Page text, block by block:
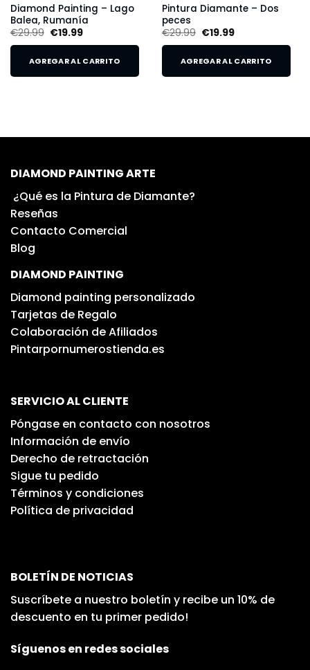
Diamond Painting – Lago
Balea, Rumanía
€29.99 €19.99
AGREGAR AL CARRITO
Pintura Diamante – Dos
peces
€29.99 €19.99
AGREGAR AL CARRITO
DIAMOND PAINTING ARTE
¿Qué es la Pintura de Diamante?
Reseñas
Contacto Comercial
Blog
DIAMOND PAINTING
Diamond painting personalizado
Tarjetas de Regalo
Colaboración de Afiliados
Pintarpornumerostienda.es
SERVICIO AL CLIENTE
Póngase en contacto con nosotros
Información de envío
Derecho de retractación
Sigue tu pedido
Términos y condiciones
Política de privacidad
BOLETÍN DE NOTICIAS
Suscríbete a nuestro boletín y recibe un 10% de
descuento en tu primer pedido!
Síguenos en redes sociales